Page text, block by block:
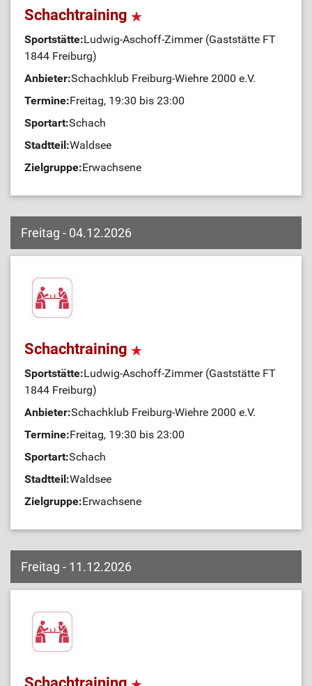
Schachtraining
Sportstätte:Ludwig-Aschoff-Zimmer (Gaststätte FT
1844 Freiburg)
Anbieter:Schachklub Freiburg-Wiehre 2000 e.V.
Termine:Freitag, 19:30 bis 23:00
Sportart:Schach
Stadtteil:Waldsee
Zielgruppe:Erwachsene
Freitag - 04.12.2026
Schachtraining
Sportstätte:Ludwig-Aschoff-Zimmer (Gaststätte FT
1844 Freiburg)
Anbieter:Schachklub Freiburg-Wiehre 2000 e.V.
Termine:Freitag, 19:30 bis 23:00
Sportart:Schach
Stadtteil:Waldsee
Zielgruppe:Erwachsene
Freitag - 11.12.2026